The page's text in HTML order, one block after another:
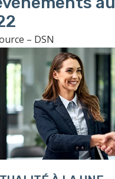
– DSN